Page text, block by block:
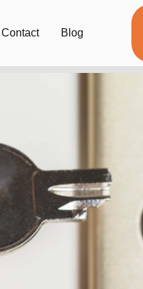
Contact Blog